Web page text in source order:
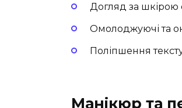
Догляд за шкірою
Омолоджуючі та
Поліпшення
Манікюр та